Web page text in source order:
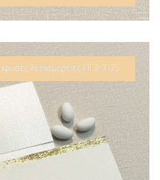
λεπτομέρειες ΠΓ2-3125